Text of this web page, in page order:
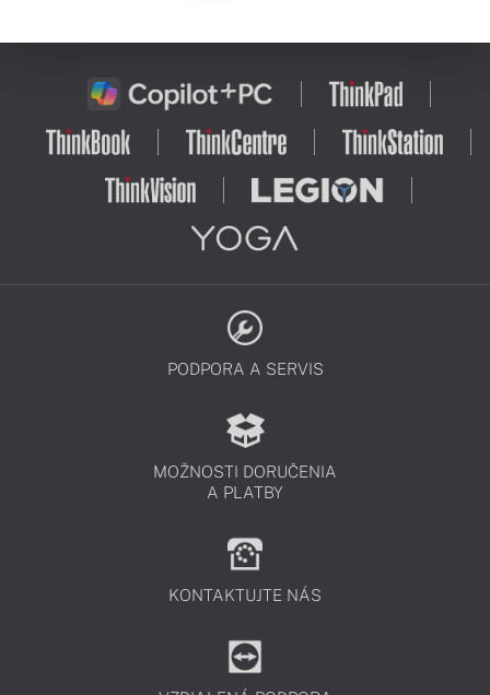
PODPORA A SERVIS
MOŽNOSTI DORUČENIA
A PLATBY
KONTAKTUJTE NÁS